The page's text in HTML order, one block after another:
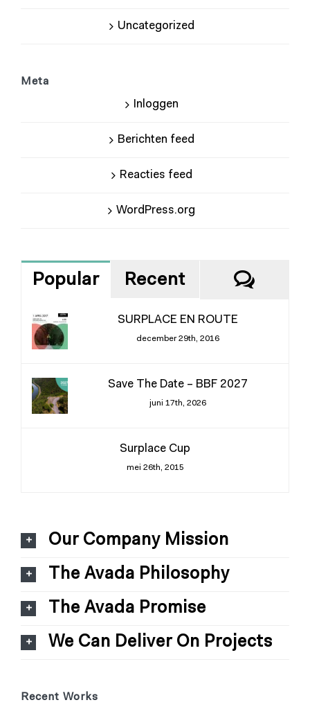
Uncategorized
Meta
Inloggen
Berichten feed
Reacties feed
WordPress.org
Popular Recent
SURPLACE EN ROUTE
december 29th, 2016
Save The Date – BBF 2027
juni 17th, 2026
Surplace Cup
mei 26th, 2015
Our Company Mission
The Avada Philosophy
The Avada Promise
We Can Deliver On Projects
Recent Works